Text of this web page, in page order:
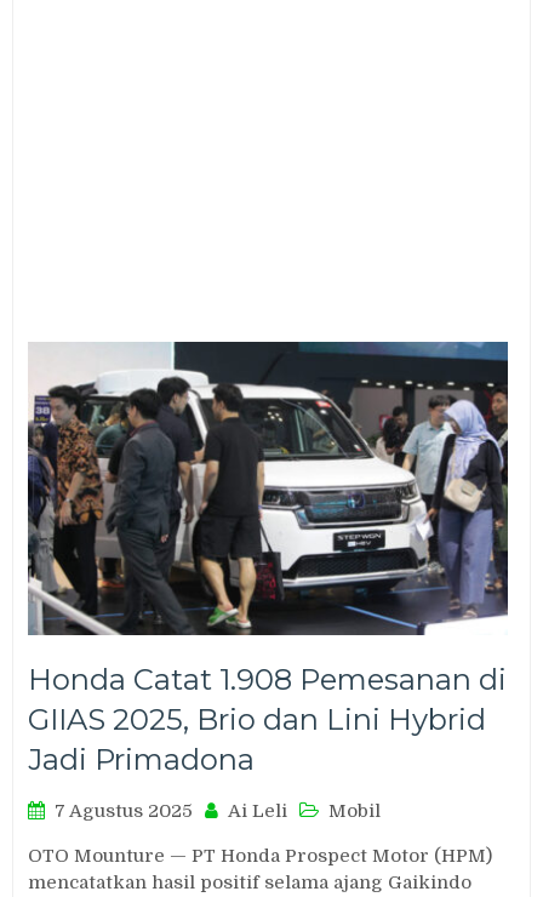
Honda Catat 1.908 Pemesanan di
GIIAS 2025, Brio dan Lini Hybrid
Jadi Primadona
7 Agustus 2025 Ai Leli Mobil
OTO Mounture — PT Honda Prospect Motor (HPM)
mencatatkan hasil positif selama ajang Gaikindo